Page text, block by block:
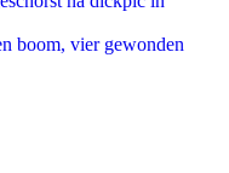
boom, vier gewonden